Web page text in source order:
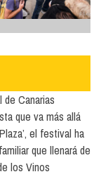
Canarias
que va más allá
el festival ha
que llenará de
los Vinos